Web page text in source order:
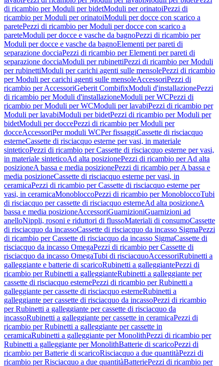
di ricambio per Moduli per bidetModuli per orinatoiPezzi di
ricambio per Moduli per orinatoiModuli per docce con scarico a
paretePezzi di ricambio per Moduli per docce con scarico a
pareteModuli per docce e vasche da bagnoPezzi di ricambio per
Moduli per docce e vasche da bagnoElementi per pareti di
separazione docciaPezzi di ricambio per Elementi per pareti di
separazione docciaModuli per rubinettiPezzi di ricambio per Moduli
per rubinettiModuli per carichi agenti sulle mensolePezzi di ricambio
per Moduli per carichi agenti sulle mensoleAccessoriPezzi di
ricambio per AccessoriGeberit CombifixModuli d'installazionePezzi
di ricambio per Moduli d'installazioneModuli per WCPezzi di
ricambio per Moduli per WCModuli per lavabiPezzi di ricambio per
Moduli per lavabiModuli per bidetPezzi di ricambio per Moduli per
bidetModuli per doccePezzi di ricambio per Moduli per
docceAccessoriPer moduli WCPer fissaggiCassette di risciacquo
esterneCassette di risciacquo esterne per vasi, in materiale
sinteticoPezzi di ricambio per Cassette di risciacquo esterne per vasi,
in materiale sinteticoAd alta posizionePezzi di ricambio per Ad alta
posizioneA bassa e media posizionePezzi di ricambio per A bassa e
media posizioneCassette di risciacquo esterne per vasi, in
ceramicaPezzi di ricambio per Cassette di risciacquo esterne per
vasi, in ceramicaMonobloccoPezzi di ricambio per MonobloccoTubi
di risciacquo per cassette di risciacquo esterneAd alta posizioneA
bassa e media posizioneAccessoriGuarnizioniGuarnizioni ad
anelloNippli, rosoni e riduttori di flussoMateriali di consumoCassette
di risciacquo da incassoCassette di risciacquo da incasso SigmaPezzi
di ricambio per Cassette di risciacquo da incasso SigmaCassette di
risciacquo da incasso OmegaPezzi di ricambio per Cassette di
risciacquo da incasso OmegaTubi di risciacquoAccessoriRubinetti a
galleggiante e batterie di scaricoRubinetti a galleggiantePezzi di
ricambio per Rubinetti a galleggianteRubinetti a galleggiante per
cassette di risciacquo esternePezzi di ricambio per Rubinetti a
galleggiante per cassette di risciacquo esterneRubinetti a
galleggiante per cassette di risciacquo da incassoPezzi di ricambio
per Rubinetti a galleggiante per cassette di risciacquo da
incassoRubinetti a galleggiante per cassette in ceramicaPezzi di
ricambio per Rubinetti a galleggiante per cassette in
ceramicaRubinetti a galleggiante per MonolithPezzi di ricambio per
Rubinetti a galleggiante per MonolithBatterie di scaricoPezzi di
ricambio per Batterie di scaricoRisciacquo a due quantitàPezzi di
ricambio per Risciacquo a due quantitàBatteriePezzi di ricambio per